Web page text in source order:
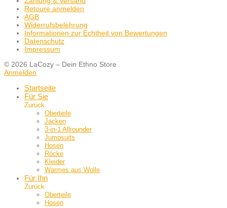
Retoure anmelden
AGB
Widerrufsbelehrung
Informationen zur Echtheit von Bewertungen
Datenschutz
Impressum
© 2026 LaCozy – Dein Ethno Store
Anmelden
Startseite
Für Sie
Zurück
Oberteile
Jacken
3-in-1 Allrounder
Jumpsuits
Hosen
Röcke
Kleider
Warmes aus Wolle
Für Ihn
Zurück
Oberteile
Hosen